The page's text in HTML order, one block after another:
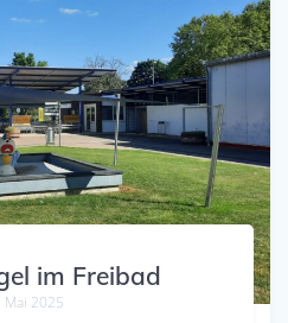
im Freibad
Mai 2025